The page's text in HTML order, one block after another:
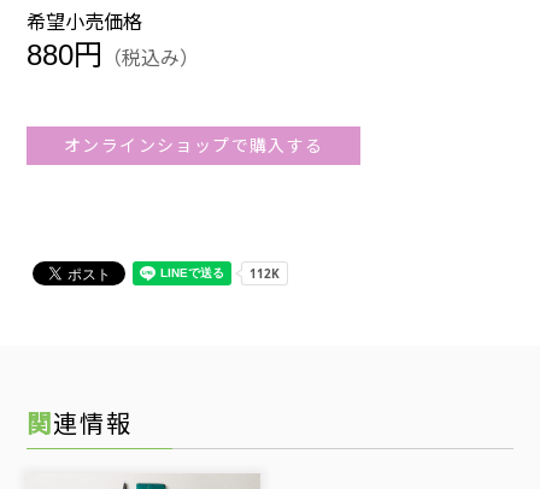
希望小売価格
880円 （税込み）
オンラインショップで購入する
関連情報